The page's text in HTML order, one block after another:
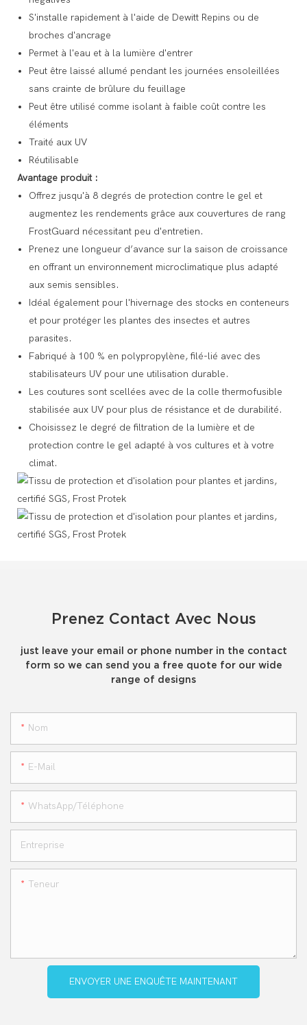
S'installe rapidement à l'aide de Dewitt Repins ou de
broches d'ancrage
Permet à l'eau et à la lumière d'entrer
Peut être laissé allumé pendant les journées ensoleillées
sans crainte de brûlure du feuillage
Peut être utilisé comme isolant à faible coût contre les
éléments
Traité aux UV
Réutilisable
Avantage produit :
Offrez jusqu'à 8 degrés de protection contre le gel et
augmentez les rendements grâce aux couvertures de rang
FrostGuard nécessitant peu d'entretien.
Prenez une longueur d’avance sur la saison de croissance
en offrant un environnement microclimatique plus adapté
aux semis sensibles.
Idéal également pour l'hivernage des stocks en conteneurs
et pour protéger les plantes des insectes et autres
parasites.
Fabriqué à 100 % en polypropylène, filé-lié avec des
stabilisateurs UV pour une utilisation durable.
Les coutures sont scellées avec de la colle thermofusible
stabilisée aux UV pour plus de résistance et de durabilité.
Choisissez le degré de filtration de la lumière et de
protection contre le gel adapté à vos cultures et à votre
climat.
Prenez Contact Avec Nous
just leave your email or phone number in the contact
form so we can send you a free quote for our wide
range of designs
Nom
E-Mail
WhatsApp/téléphone
Entreprise
Teneur
ENVOYER UNE ENQUÊTE MAINTENANT